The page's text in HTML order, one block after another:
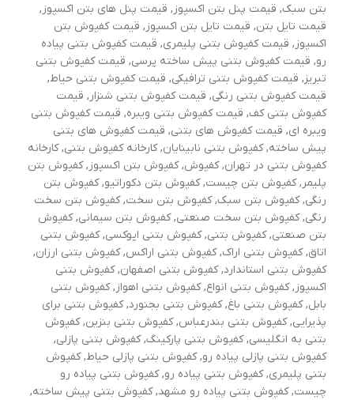
بتن سبک, قیمت پنل بتن اکسپوز, قیمت پنل های بتن اکسپوز,
قیمت تایل بتن, قیمت تایل بتن اکسپوز, قیمت کفپوش بتن
اکسپوز, قیمت کفپوش بتنی پلیمری, قیمت کفپوش بتنی پیاده
رو, قیمت کفپوش بتنی پیش ساخته پرسی, قیمت کفپوش بتنی
تبریز, قیمت کفپوش بتنی ترافیکی, قیمت کفپوش بتنی حیاط,
قیمت کفپوش بتنی رنگی, قیمت کفپوش بتنی شنزار, قیمت
کفپوش بتنی کف, قیمت کفپوش بتنی ویبره, قیمت کفپوش بتنی
ویبره ای, قیمت کفپوش های بتنی, قیمت کفپوش های بتنی
پیش ساخته, كفپوش بتني نابينايان, کارخانه کفپوش بتنی, کارخانه
کفپوش بتنی در تهران, کفپوش, کفپوش بتن اکسپوز, کفپوش بتن
پلیمر, کفپوش بتن چیست, کفپوش بتن دکوراتیو, کفپوش بتن
رنگی, کفپوش بتن سبک, کفپوش بتن سخت, کفپوش بتن سخت
رنگی, کفپوش بتن سخت صنعتی, کفپوش بتن سیمانی, کفپوش
بتن صنعتی, کفپوش بتنی, کفپوش بتنی اپوکسی, کفپوش بتنی
اتاق, کفپوش بتنی اراک, کفپوش بتنی اراکس, کفپوش بتنی ارزان,
کفپوش بتنی استاندارد, کفپوش بتنی اصفهان, کفپوش بتنی
اکسپوز, کفپوش بتنی انواع, کفپوش بتنی اهواز, کفپوش بتنی
بابل, کفپوش بتنی باغ, کفپوش بتنی بجنورد, کفپوش بتنی برای
پذیرایی, کفپوش بتنی بندرعباس, کفپوش بتنی بنزین, کفپوش
بتنی به انگلیسی, کفپوش بتنی پارکینگ, کفپوش بتنی پازلی,
کفپوش بتنی پازلی پیاده رو, کفپوش بتنی پازلی حیاط, کفپوش
بتنی پلیمری, کفپوش بتنی پیاده رو, کفپوش بتنی پیاده رو
چیست, کفپوش بتنی پیاده رو مشهد, کفپوش بتنی پیش ساخته,